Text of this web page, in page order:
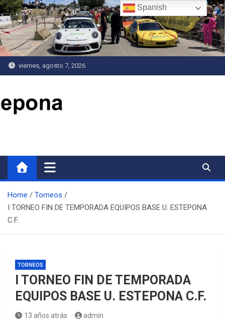
Saltar
al
contenido
viernes, agosto 7, 2026
Home
Torneos
I TORNEO FIN DE TEMPORADA EQUIPOS BASE U. ESTEPONA
C.F.
TORNEOS
I TORNEO FIN DE TEMPORADA
EQUIPOS BASE U. ESTEPONA C.F.
13 años atrás admin
Spanish